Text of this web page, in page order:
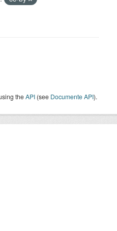
theAPI (see Documente API).